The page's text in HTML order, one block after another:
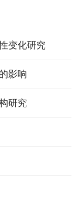
变化研究
影响
研究